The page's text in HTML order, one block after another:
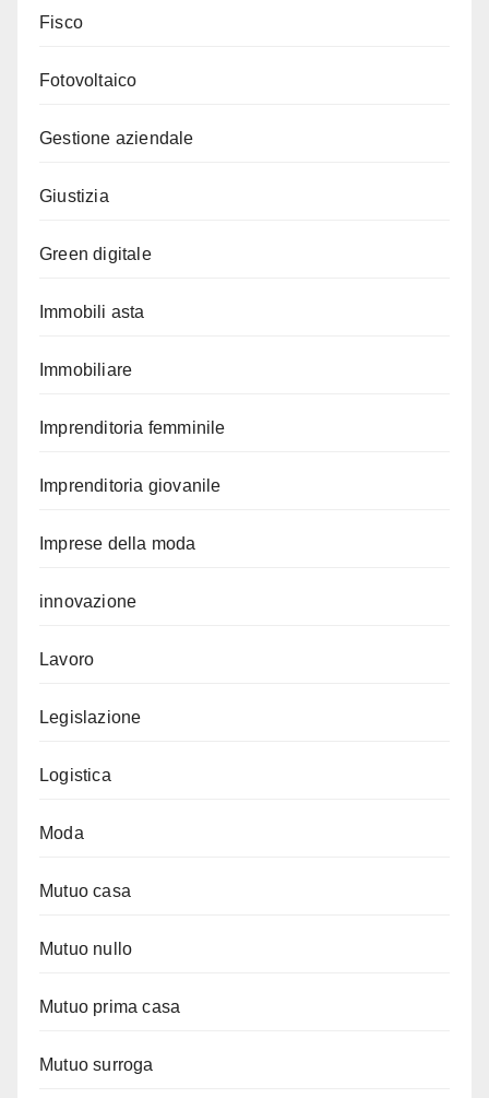
Fisco
Fotovoltaico
Gestione aziendale
Giustizia
Green digitale
Immobili asta
Immobiliare
Imprenditoria femminile
Imprenditoria giovanile
Imprese della moda
innovazione
Lavoro
Legislazione
Logistica
Moda
Mutuo casa
Mutuo nullo
Mutuo prima casa
Mutuo surroga